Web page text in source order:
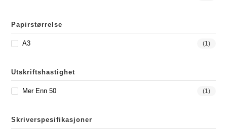
Papirstørrelse
A3 (1)
Utskriftshastighet
Mer Enn 50 (1)
Skriverspesifikasjoner